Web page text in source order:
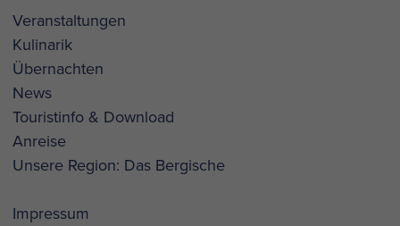
Veranstaltungen
Kulinarik
Übernachten
News
Touristinfo & Download
Anreise
Unsere Region: Das Bergische
Impressum